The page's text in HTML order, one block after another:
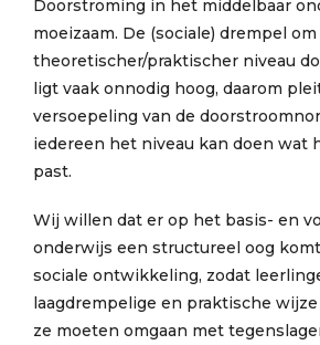
Doorstroming in het middelbaar
moeizaam. De (sociale) drempel
theoretischer/praktischer niveau
ligt vaak onnodig hoog, daarom
versoepeling van de
iedereen het niveau kan doen wat
past.
Wij willen dat er op het basis- en
onderwijs een structureel oog
sociale ontwikkeling, zodat
laagdrempelige en praktische
ze moeten omgaan met